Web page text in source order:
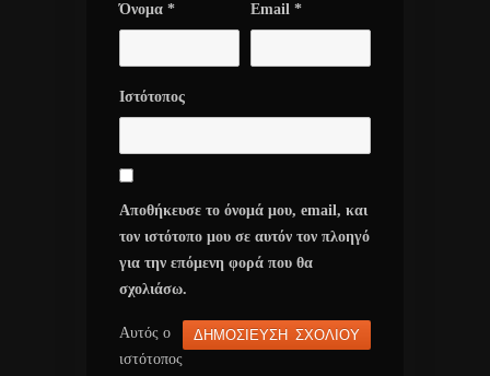
Όνομα * Email *
Ιστότοπος
Αποθήκευσε το όνομά μου, email, και
τον ιστότοπο μου σε αυτόν τον πλοηγό
για την επόμενη φορά που θα
σχολιάσω.
Αυτός ο
ιστότοπος